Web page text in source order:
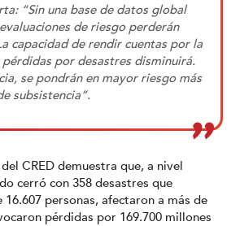
“Sin una base de datos global
de riesgo perderán
capacidad de rendir cuentas por la
por desastres disminuirá.
se pondrán en mayor riesgo más
subsistencia”.
CRED demuestra que, a nivel
cerró con 358 desastres que
personas, afectaron a más de
pérdidas por 169.700 millones